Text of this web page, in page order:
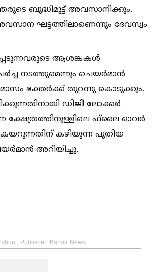
ബുദ്ധിമുട്ട് അവസാനിക്കും.
ഘട്ടത്തിലാണെന്നും ദേവസ്വം
ആശങ്കകള്‍
നടത്തുമെന്നും ചെയര്‍മാന്‍
ഭക്തര്‍ക്ക് തുറന്നു കൊടുക്കും.
ഡിജി ലോക്കര്‍
ക്ഷേത്രത്തിനുള്ളിലെ ഫ്‌ലൈ ഓവര്‍
കയറുന്നതിന് കഴിയുന്ന പുതിയ
അറിയിച്ചു.
Publisher: Karma News